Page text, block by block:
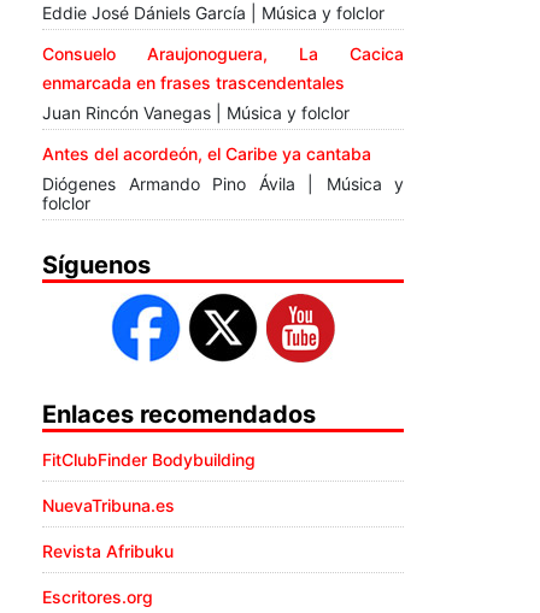
Eddie José Dániels García | Música y folclor
Consuelo Araujonoguera, La Cacica
enmarcada en frases trascendentales
Juan Rincón Vanegas | Música y folclor
Antes del acordeón, el Caribe ya cantaba
Diógenes Armando Pino Ávila | Música y
folclor
Síguenos
Enlaces recomendados
FitClubFinder Bodybuilding
NuevaTribuna.es
Revista Afribuku
Escritores.org